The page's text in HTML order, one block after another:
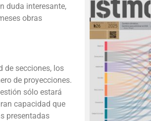
duda interesante,
obras
de secciones, los
de proyecciones.
sólo estará
capacidad que
presentadas